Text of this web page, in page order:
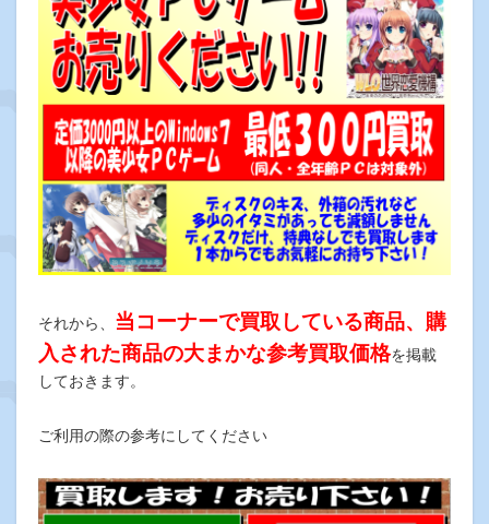
それから、 当コーナーで買取している商品、購
入された商品の大まかな参考買取価格を掲載
しておきます。
ご利用の際の参考にしてください